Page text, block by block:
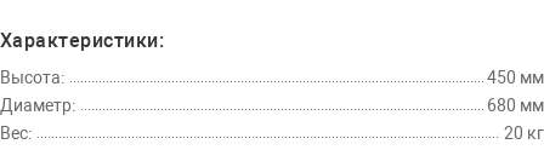
Характеристики:
Высота:
450 мм
Диаметр:
680 мм
Вес:
20 кг